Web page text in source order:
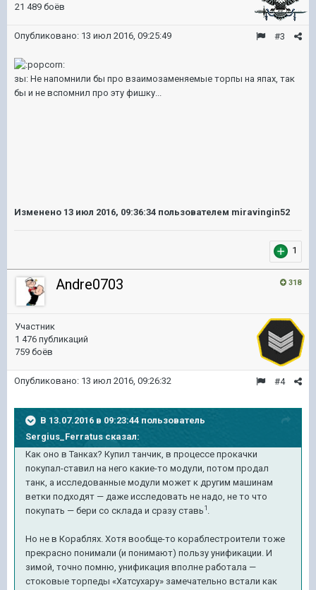
21 489 боёв
#3
Опубликовано: 13 июл 2016, 09:25:49
зы: Не напомнили бы про взаимозаменяемые торпы на япах, так
бы и не вспомнил про эту фишку...
Изменено 13 июл 2016, 09:36:34 пользователем miravingin52
1
318
Andre0703
Участник
1 476 публикаций
759 боёв
#4
Опубликовано: 13 июл 2016, 09:26:32
В 13.07.2016 в 09:23:44 пользователь
Sergius_Ferratus сказал:
Как оно в Танках? Купил танчик, в процессе прокачки
покупал-ставил на него какие-то модули, потом продал
танк, а исследованные модули может к другим машинам
ветки подходят — даже исследовать не надо, не то что
покупать — бери со склада и сразу ставь1.
Но не в Кораблях. Хотя вообще-то кораблестроители тоже
прекрасно понимали (и понимают) пользу унификации. И
зимой, точно помню, унификация вполне работала —
стоковые торпеды «Хатсухару» замечательно встали как